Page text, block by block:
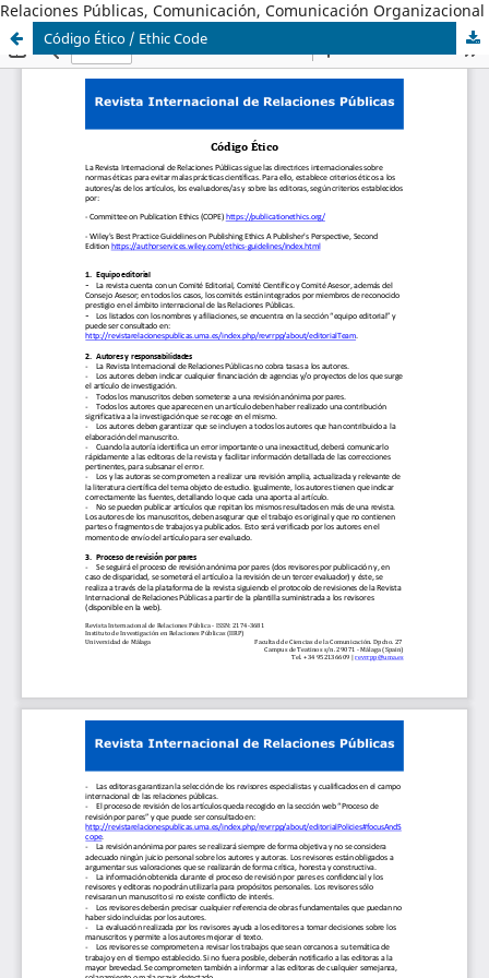
Relaciones Públicas, Comunicación, Comunicación Organizacional
Código Ético / Ethic Code